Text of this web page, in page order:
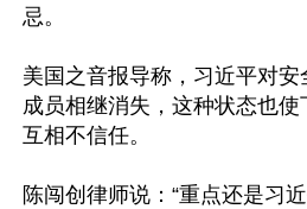
忌。
美国之音报导称，习近平对安
成员相继消失，这种状态也使
互相不信任。
陈闯创律师说：“重点还是习